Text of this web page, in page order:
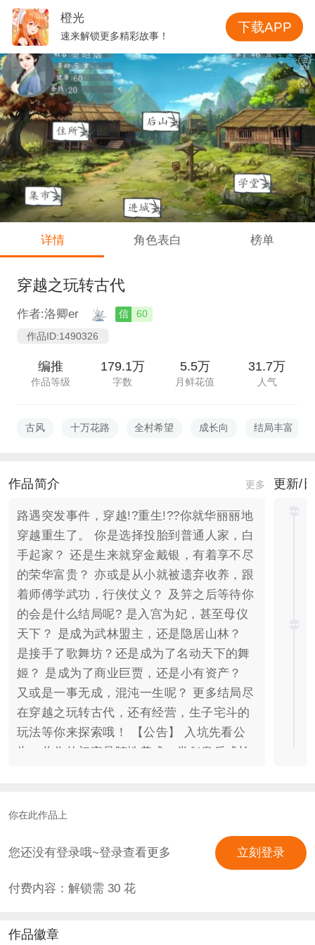
详情 角色表白 榜单
穿越之玩转古代
作者:洛卿er 信
60
作品ID:1490326
编推
作品等级
179.1万
字数
5.5万
月鲜花值
31.7万
人气
古风 十万花路 全村希望 成长向 结局丰富
作品简介 更多
路遇突发事件，穿越!?重生!??你就华丽丽地
穿越重生了。 你是选择投胎到普通人家，白
手起家？ 还是生来就穿金戴银，有着享不尽
的荣华富贵？ 亦或是从小就被遗弃收养，跟
着师傅学武功，行侠仗义？ 及笄之后等待你
的会是什么结局呢? 是入宫为妃，甚至母仪
天下？ 是成为武林盟主，还是隐居山林？
是接手了歌舞坊？还是成为了名动天下的舞
姬？ 是成为了商业巨贾，还是小有资产？
又或是一事无成，混沌一生呢？ 更多结局尽
在穿越之玩转古代，还有经营，生子宅斗的
玩法等你来探索哦！ 【公告】 入坑先看公
告，此作的初衷是随性养成，类似皇后成长
不是一定要去完成，遇到重大性分支会提示
已出，可在属性面板进行查看，参考一下玩
起来会更加简单一点哦，大礼包可以过关，
50花即可轻松打出完美结局，可能也不需
纯养成+踩地图剧情、奇遇事件，为早期渣
更新/
你在此作品上
您还没有登录哦~登录查看更多 立刻登录
付费内容：解锁需 30花
作品徽章
橙光
速来解锁更多精彩故事！
下载APP